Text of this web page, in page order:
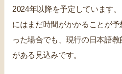
2024年以降を予定しています
にはまだ時間がかかることが
った場合でも、現行の日本語
がある見込みです。